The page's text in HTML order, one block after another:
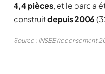
4,4 pièces, et le parc a
construitdepuis 2006
Source : INSEE (recensement